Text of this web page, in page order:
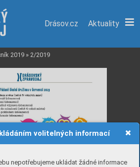
volitelných informací
nepotřebujeme ukládat žádné informace
Drásov.cz Aktuality
2019 » 2/2019